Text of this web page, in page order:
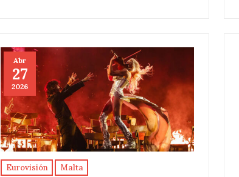
Abr
27
2026
Eurovisión Malta